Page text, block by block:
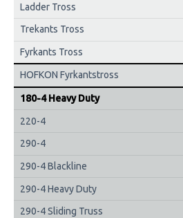
Ladder Tross
Trekants Tross
Fyrkants Tross
HOFKON Fyrkantstross
180-4 Heavy Duty
220-4
290-4
290-4 Blackline
290-4 Heavy Duty
290-4 Sliding Truss